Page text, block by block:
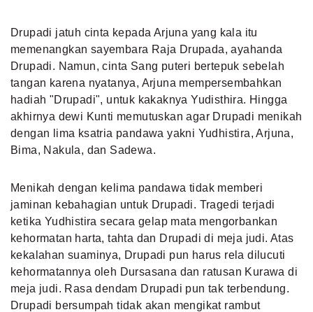
Drupadi jatuh cinta kepada Arjuna yang kala itu
memenangkan sayembara Raja Drupada, ayahanda
Drupadi. Namun, cinta Sang puteri bertepuk sebelah
tangan karena nyatanya, Arjuna mempersembahkan
hadiah "Drupadi", untuk kakaknya Yudisthira. Hingga
akhirnya dewi Kunti memutuskan agar Drupadi menikah
dengan lima ksatria pandawa yakni Yudhistira, Arjuna,
Bima, Nakula, dan Sadewa.
Menikah dengan kelima pandawa tidak memberi
jaminan kebahagian untuk Drupadi. Tragedi terjadi
ketika Yudhistira secara gelap mata mengorbankan
kehormatan harta, tahta dan Drupadi di meja judi. Atas
kekalahan suaminya, Drupadi pun harus rela dilucuti
kehormatannya oleh Dursasana dan ratusan Kurawa di
meja judi. Rasa dendam Drupadi pun tak terbendung.
Drupadi bersumpah tidak akan mengikat rambut